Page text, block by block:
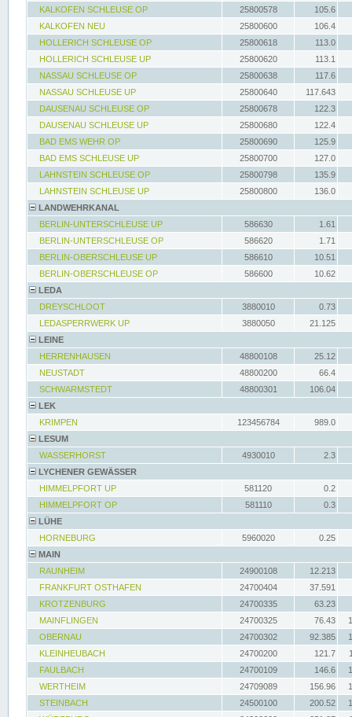
KALKOFEN SCHLEUSE OP
25800578
105.6
KALKOFEN NEU
25800600
106.4
HOLLERICH SCHLEUSE OP
25800618
113.0
HOLLERICH SCHLEUSE UP
25800620
113.1
NASSAU SCHLEUSE OP
25800638
117.6
NASSAU SCHLEUSE UP
25800640
117.643
DAUSENAU SCHLEUSE OP
25800678
122.3
DAUSENAU SCHLEUSE UP
25800680
122.4
BAD EMS WEHR OP
25800690
125.9
BAD EMS SCHLEUSE UP
25800700
127.0
LAHNSTEIN SCHLEUSE OP
25800798
135.9
LAHNSTEIN SCHLEUSE UP
25800800
136.0
LANDWEHRKANAL
BERLIN-UNTERSCHLEUSE UP
586630
1.61
BERLIN-UNTERSCHLEUSE OP
586620
1.71
BERLIN-OBERSCHLEUSE UP
586610
10.51
BERLIN-OBERSCHLEUSE OP
586600
10.62
LEDA
DREYSCHLOOT
3880010
0.73
LEDASPERRWERK UP
3880050
21.125
LEINE
HERRENHAUSEN
48800108
25.12
NEUSTADT
48800200
66.4
SCHWARMSTEDT
48800301
106.04
LEK
KRIMPEN
123456784
989.0
LESUM
WASSERHORST
4930010
2.3
LYCHENER GEWÄSSER
HIMMELPFORT UP
581120
0.2
HIMMELPFORT OP
581110
0.3
LÜHE
HORNEBURG
5960020
0.25
MAIN
RAUNHEIM
24900108
12.213
FRANKFURT OSTHAFEN
24700404
37.591
KROTZENBURG
24700335
63.23
MAINFLINGEN
24700325 76.43
OBERNAU
24700302 92.385
KLEINHEUBACH
24700200 121.7
FAULBACH
24700109 146.6
WERTHEIM
24709089 156.96
STEINBACH
24500100 200.52